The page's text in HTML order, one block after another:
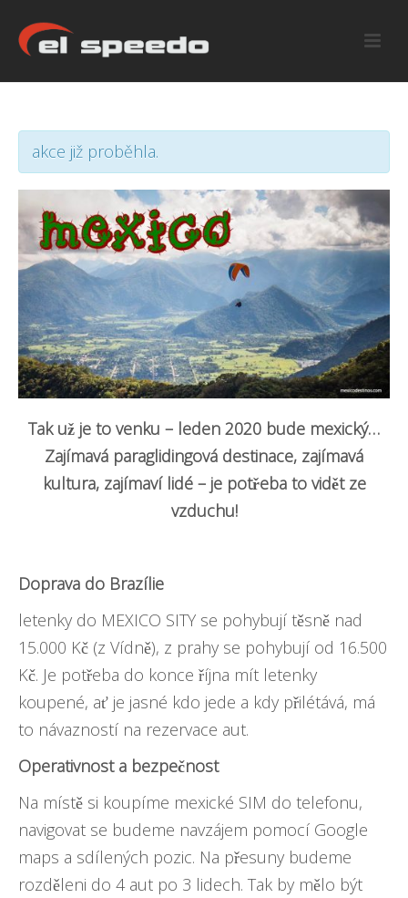
akce již proběhla.
Tak už je to venku – leden 2020 bude mexický…
Zajímavá paraglidingová destinace, zajímavá
kultura, zajímaví lidé – je potřeba to vidět ze
vzduchu!
Doprava do Brazílie
letenky do MEXICO SITY se pohybují těsně nad
15.000 Kč (z Vídně), z prahy se pohybují od 16.500
Kč. Je potřeba do konce října mít letenky
koupené, ať je jasné kdo jede a kdy přilétává, má
to návazností na rezervace aut.
Operativnost a bezpečnost
Na místě si koupíme mexické SIM do telefonu,
navigovat se budeme navzájem pomocí Google
maps a sdílených pozic. Na přesuny budeme
rozděleni do 4 aut po 3 lidech. Tak by mělo být